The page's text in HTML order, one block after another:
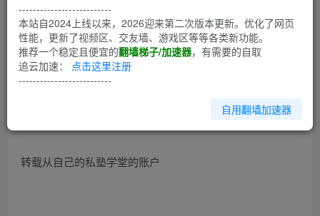
第1回
这是我的第一个帖子，所以可能会很差，也是我第一次在学
校以外写文章，请原谅。。。
转载从自己的私塾学堂的账户
--------------------------
本站自2024上线以来，2026迎来第二次版本更新。优化了网页
性能，更新了视频区、交友墙、游戏区等等各类新功能。
推荐一个稳定且便宜的翻墙梯子/加速器，有需要的自取
追云加速： 点击这里注册
--------------------------
自用翻墙加速器